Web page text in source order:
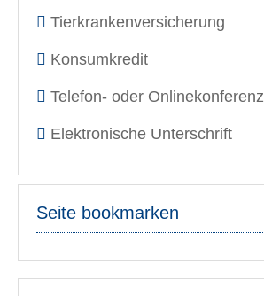
Tierkrankenversicherung
Konsumkredit
Telefon- oder Onlinekonferenz
Elektronische Unterschrift
Seite bookmarken